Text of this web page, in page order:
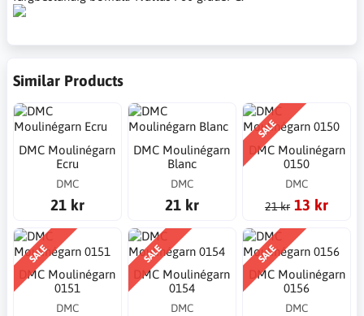
Similar Products
DMC Moulinégarn
Ecru
DMC
21 kr
DMC Moulinégarn
Blanc
DMC
21 kr
SALE
DMC Moulinégarn
0150
DMC
21 kr 13 kr
SALE
DMC Moulinégarn
0151
DMC
SALE
DMC Moulinégarn
0154
DMC
SALE
DMC Moulinégarn
0156
DMC